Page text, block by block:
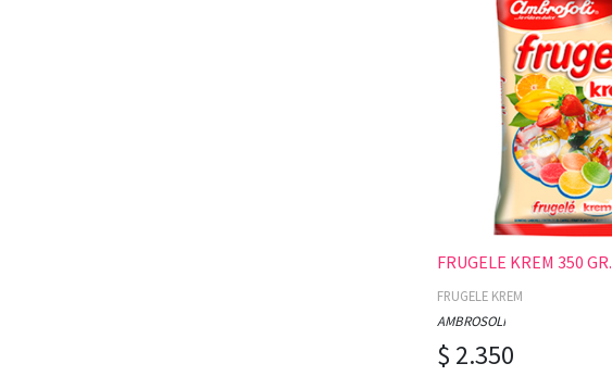
FRUGELE KREM 350 GR.
FRUGELE KREM
AMBROSOLI
$ 2.350